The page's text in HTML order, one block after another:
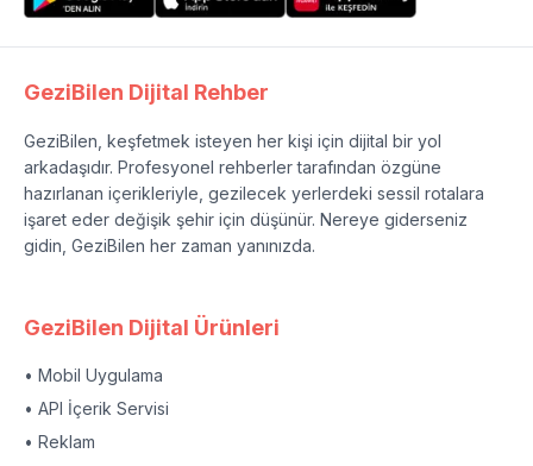
GeziBilen Dijital Rehber
GeziBilen, keşfetmek isteyen her kişi için dijital bir yol
arkadaşıdır. Profesyonel rehberler tarafından özgüne
hazırlanan içerikleriyle, gezilecek yerlerdeki sessil rotalara
işaret eder değişik şehir için düşünür. Nereye giderseniz
gidin, GeziBilen her zaman yanınızda.
GeziBilen Dijital Ürünleri
• Mobil Uygulama
• API İçerik Servisi
• Reklam